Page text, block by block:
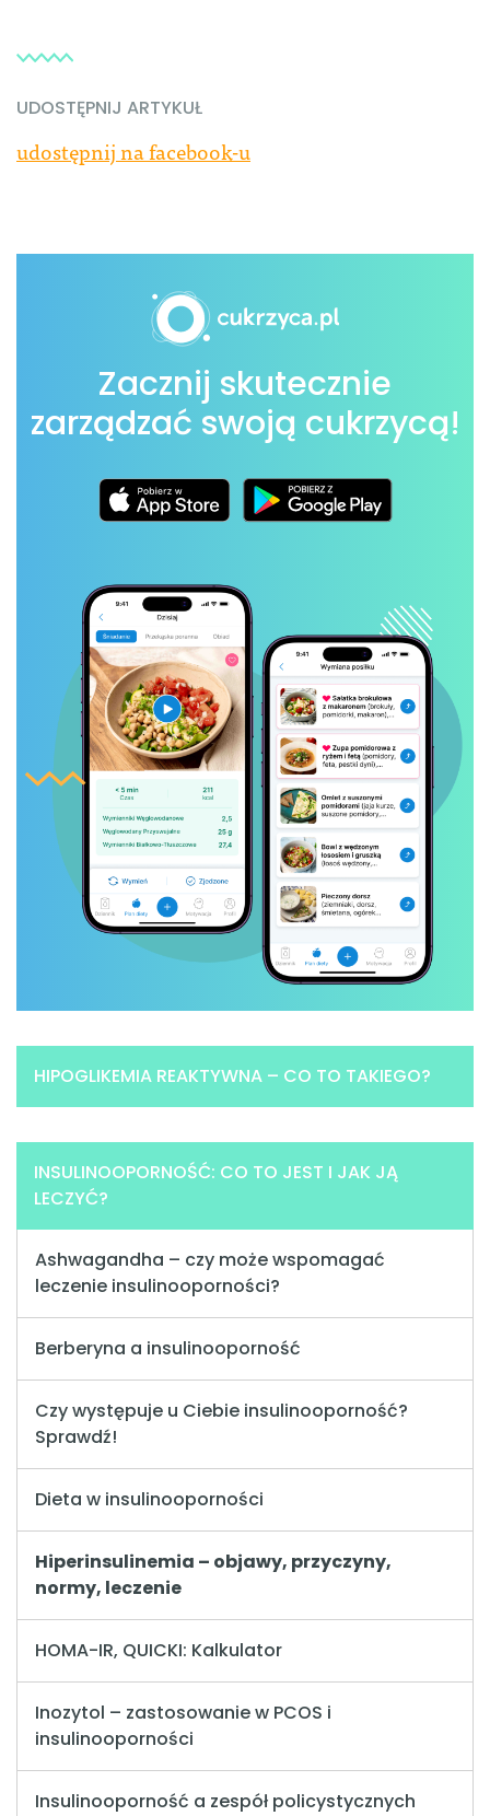
UDOSTĘPNIJ ARTYKUŁ
udostępnij na facebook-u
Zacznij skutecznie
zarządzać swoją cukrzycą!
HIPOGLIKEMIA REAKTYWNA – CO TO TAKIEGO?
INSULINOOPORNOŚĆ: CO TO JEST I JAK JĄ
LECZYĆ?
Ashwagandha – czy może wspomagać
leczenie insulinooporności?
Berberyna a insulinooporność
Czy występuje u Ciebie insulinooporność?
Sprawdź!
Dieta w insulinooporności
Hiperinsulinemia – objawy, przyczyny,
normy, leczenie
HOMA-IR, QUICKI: Kalkulator
Inozytol – zastosowanie w PCOS i
insulinooporności
Insulinooporność a zespół policystycznych